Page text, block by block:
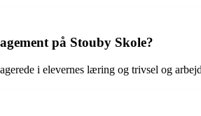
på Stouby Skole?
i elevernes læring og trivsel og